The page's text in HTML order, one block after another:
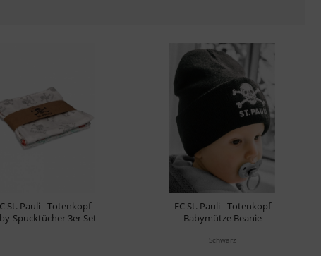
St. Pauli - Totenkopf
Spucktücher 3er Set
FC St. Pauli - Totenkopf
Babymütze Beanie
Schwarz